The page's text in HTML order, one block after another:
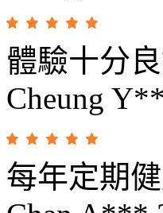
體驗十分
Cheung
每年定期